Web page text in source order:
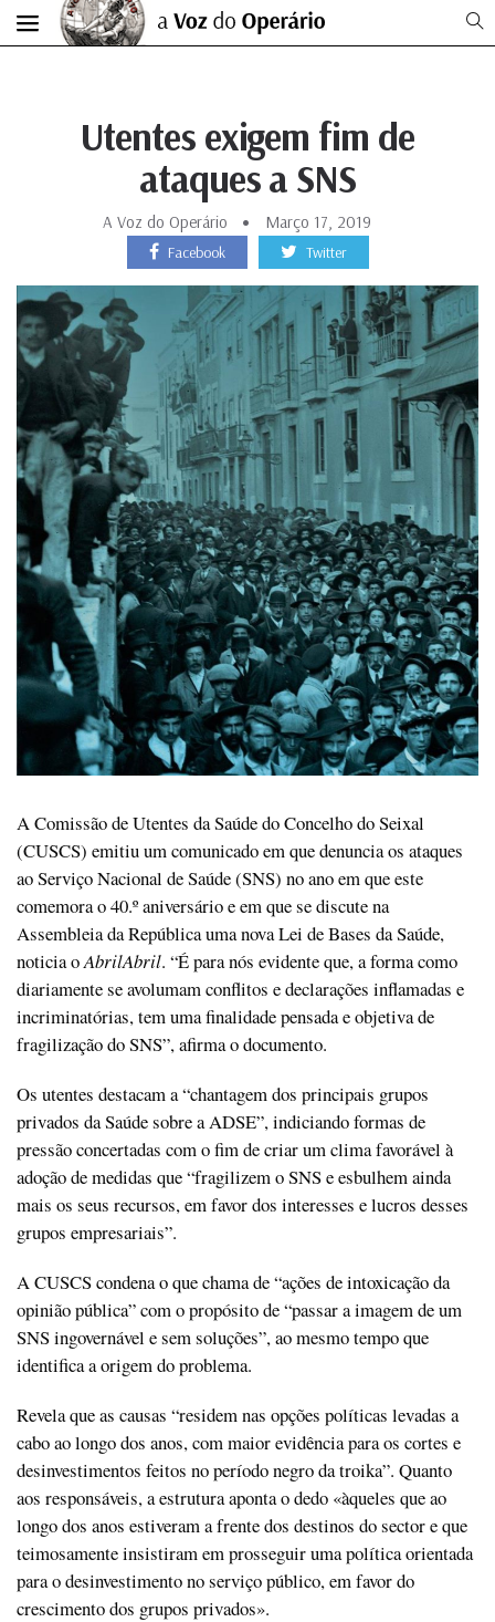
Utentes exigem fim de
ataques a SNS
A Voz do Operário Março 17, 2019
Facebook Twitter
A Comissão de Utentes da Saúde do Concelho do Seixal
(CUSCS) emitiu um comunicado em que denuncia os ataques
ao Serviço Nacional de Saúde (SNS) no ano em que este
comemora o 40.º aniversário e em que se discute na
Assembleia da República uma nova Lei de Bases da Saúde,
noticia oAbrilAbril. “É para nós evidente que, a forma como
diariamente se avolumam conflitos e declarações inflamadas e
incriminatórias, tem uma finalidade pensada e objetiva de
fragilização do SNS”, afirma o documento.
Os utentes destacam a “chantagem dos principais grupos
privados da Saúde sobre a ADSE”, indiciando formas de
pressão concertadas com o fim de criar um clima favorável à
adoção de medidas que “fragilizem o SNS e esbulhem ainda
mais os seus recursos, em favor dos interesses e lucros desses
grupos empresariais”.
A CUSCS condena o que chama de “ações de intoxicação da
opinião pública” com o propósito de “passar a imagem de um
SNS ingovernável e sem soluções”, ao mesmo tempo que
identifica a origem do problema.
Revela que as causas “residem nas opções políticas levadas a
cabo ao longo dos anos, com maior evidência para os cortes e
desinvestimentos feitos no período negro da troika”. Quanto
aos responsáveis, a estrutura aponta o dedo «àqueles que ao
longo dos anos estiveram a frente dos destinos do sector e que
teimosamente insistiram em prosseguir uma política orientada
para o desinvestimento no serviço público, em favor do
crescimento dos grupos privados».